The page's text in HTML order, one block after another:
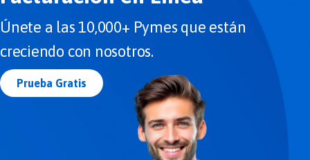
Únete a las 10,000+ Pymes que están
creciendo con nosotros.
Prueba Gratis